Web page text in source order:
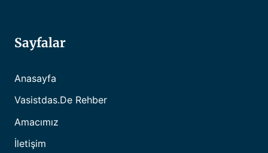
Sayfalar
Anasayfa
Vasistdas.de Rehber
Amacımız
İletişim